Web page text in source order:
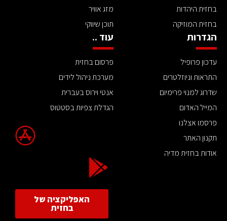
בחזית היהדות
בחזית המוזיקה
מזג אוויר
תוכן שיווקי
הגדרות
עדכון פרופיל
התראות וניוזלטרים
שדרוג למנוי פרימיום
המייל האדום
פרסמו אצלנו
תקנון האתר
אודות בחזית מדיה
עוד ..
פרסום בחזית
מערכת ניהול לידים
אנטי וירוס בעברית
הגדלת צפיות בסטטוס
האפליקציה של
בחזית